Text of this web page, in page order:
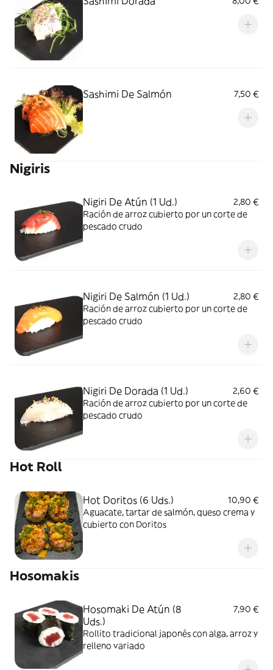
Sashimi De Salmón 7,50 €
Nigiris
Nigiri De Atún (1 Ud.)
2,80 €
Ración de arroz cubierto por un corte de
pescado crudo
Nigiri De Salmón (1 Ud.)
2,80 €
Ración de arroz cubierto por un corte de
pescado crudo
Nigiri De Dorada (1 Ud.)
2,60 €
Ración de arroz cubierto por un corte de
pescado crudo
Hot Roll
Hot Doritos (6 Uds.)
10,90 €
Aguacate, tartar de salmón, queso crema y
cubierto con Doritos
Hosomakis
Hosomaki De Atún (8
Uds.)
7,90 €
Rollito tradicional japonés con alga, arroz y
relleno variado